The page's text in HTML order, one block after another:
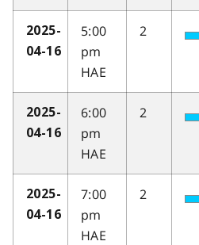
2025-
04-16
5:00
pm
HAE
2
2025-
04-16
6:00
pm
HAE
2
2025-
04-16
7:00
pm
HAE
2